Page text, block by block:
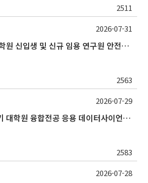
2511
2026년 2학기 대학원 신입생 및 신규 임용 연구원 안전환경교육(신규교육) 실시 안내
2563
2026-07-31
2026학년도 2학기 대학원 융합전공 응용 데이터사이언스 선발 계획 알림
2583
2026-07-29
2026-07-28